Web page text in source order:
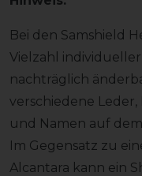
Bei den Samshield
Vielzahl individueller
nachträglich
verschiedene
und Namen auf
Im Gegensatz zu
Alcantara kann ein